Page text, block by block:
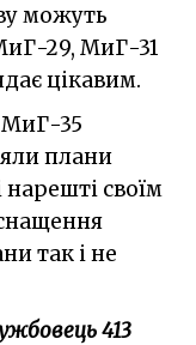
можуть
29, МиГ-31
цікавим.
35
плани
своїм
так і не
413